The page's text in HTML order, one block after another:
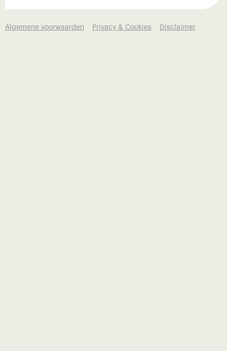
Algemene voorwaarden Privacy & Cookies Disclaimer